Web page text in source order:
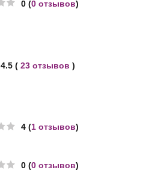
0 (0 отзывов)
4.5 ( 23 отзывов )
4 (1 отзывов)
0 (0 отзывов)